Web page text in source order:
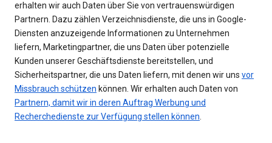
erhalten wir auch Daten über Sie von vertrauenswürdigen
Partnern. Dazu zählen Verzeichnisdienste, die uns in Google-
Diensten anzuzeigende Informationen zu Unternehmen
liefern, Marketingpartner, die uns Daten über potenzielle
Kunden unserer Geschäftsdienste bereitstellen, und
Sicherheitspartner, die uns Daten liefern, mit denen wir uns vor
Missbrauch schützen können. Wir erhalten auch Daten von
Partnern, damit wir in deren Auftrag Werbung und
Recherchedienste zur Verfügung stellen können.